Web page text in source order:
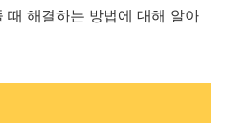
때 해결하는 방법에 대해 알아